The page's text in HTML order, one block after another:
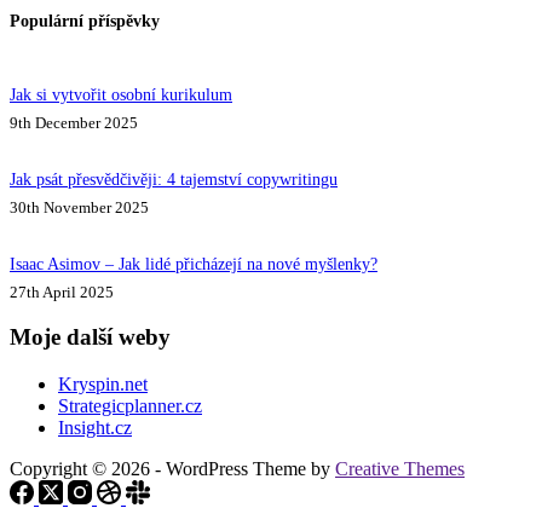
Populární příspěvky
Jak si vytvořit osobní kurikulum
9th December 2025
Jak psát přesvědčivěji: 4 tajemství copywritingu
30th November 2025
Isaac Asimov – Jak lidé přicházejí na nové myšlenky?
27th April 2025
Moje další weby
Kryspin.net
Strategicplanner.cz
Insight.cz
Copyright © 2026 - WordPress Theme by Creative Themes